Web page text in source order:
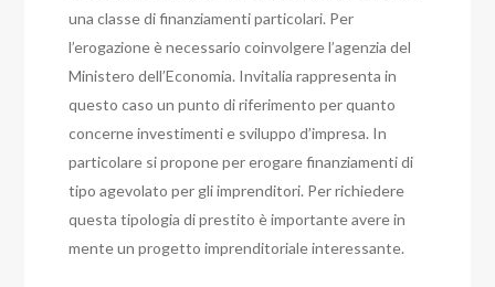
una classe di finanziamenti particolari. Per
l’erogazione è necessario coinvolgere l’agenzia del
Ministero dell’Economia. Invitalia rappresenta in
questo caso un punto di riferimento per quanto
concerne investimenti e sviluppo d’impresa. In
particolare si propone per erogare finanziamenti di
tipo agevolato per gli imprenditori. Per richiedere
questa tipologia di prestito è importante avere in
mente un progetto imprenditoriale interessante.